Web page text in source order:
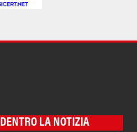
DENTRO LA NOTIZIA